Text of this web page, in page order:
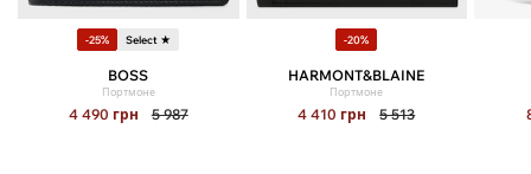
-25% Select ★
BOSS
Портмоне
4 490 грн 5 987
-20%
HARMONT&BLAINE
Портмоне
4 410 грн 5 513